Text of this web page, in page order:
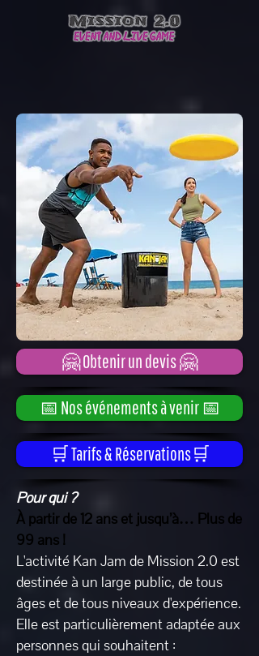
🤗 Obtenir un devis 🤗
📅 Nos événements à venir 📅
🛒 Tarifs & Réservations🛒
Pour qui ?
À partir de 12 ans et jusqu’à… Plus de
99 ans !
L'activité Kan Jam de Mission 2.0 est
destinée à un large public, de tous
âges et de tous niveaux d'expérience.
Elle est particulièrement adaptée aux
personnes qui souhaitent :